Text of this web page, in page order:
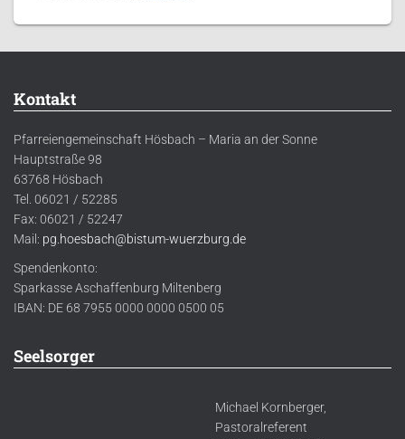
Kontakt
Pfarreiengemeinschaft Hösbach – Maria an der Sonne
Hauptstraße 98
63768 Hösbach
Tel. 06021 / 52285
Fax: 06021 / 52247
Mail: pg.hoesbach@bistum-wuerzburg.de
Spendenkonto:
Sparkasse Aschaffenburg Miltenberg
IBAN: DE 68 7955 0000 0000 0500 05
Seelsorger
Michael Kornberger,
Pastoralreferent